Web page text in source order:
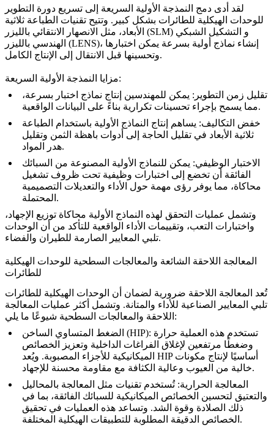
لقد أدى دمج النمذجة الأولية السريعة إلى تسريع دورة التطوير
للوحدات الهيكلية للطائرات بشكل كبير. وتتيح تقنيات الطباعة ثلاثية
الأبعاد، مثل الانصهار الانتقائي بالليزر (SLM) و التشكيل الشبكي
الهندسي بالليزر (LENS)، إنشاء نماذج أولية بسرعة يمكن اختبارها
وتحسينها قبل الانتقال إلى الإنتاج الكامل.
مزايا النمذجة الأولية السريعة:
تقليل زمن التطوير : يمكن للمهندسين إنتاج نماذج اختبار بسرعة،
مما يسمح بإجراء تحسينات تكرارية
بناءً على البيانات الواقعية.
خفض التكاليف: يساهم إنتاج النماذج الأولية باستخدام الطباعة
ثلاثية الأبعاد في تقليل الحاجة إلى أدوات باهظة الثمن وتقليل
هدر المواد.
الاختبار الوظيفي: يمكن للنماذج الأولية المصنوعة من السبائك
الفائقة أن تخضع إلى اختبارات وظيفية تحت ظروف تشغيل
محاكاة، مما يوفر رؤى مهمة حول الأداء والتعديلات التصميمية
المحتملة.
وتشمل عمليات التحقق لهذه النماذج الأولية محاكاة توزيع الإجهاد،
واختبارات التعب، وتقييمات الأداء الواقعية للتأكد من أن الوحدات
تلبي المعايير الصارمة للطيران والفضاء.
المعالجة اللاحقة الشائعة والمعالجات السطحية للوحدات الهيكلية
للطائرات
تُعد المعالجة اللاحقة ضرورية لضمان أن الوحدات الهيكلية للطائرات
تلبي المعايير الصناعية للأداء والمتانة. وتشمل أكثر عمليات المعالجة
اللاحقة والمعالجات السطحية شيوعًا ما يلي:
الضغط المتساوي الساخن (HIP)
: تستخدم هذه العملية حرارة
وضغطًا مرتفعين لإغلاق الفراغات الداخلية وتعزيز الخصائص
الميكانيكية للأجزاء المصبوبة. ويُعد HIP أساسيًا لإنتاج مكونات
خالية من العيوبوعالية الكثافة مع مقاومة محسنة للإجهاد.
المعالجة الحرارية: تُستخدم تقنيات مثل المعالجة بالمحاليل
والتعتيق لتحسين الخصائص الميكانيكية للسبائك الفائقة، بما في
ذلك الصلادة وقوة الشد. وتساعد هذه العمليات في تحقيق
الخصائص الدقيقة المطلوبة للتطبيقات الهيكلية المختلفة.